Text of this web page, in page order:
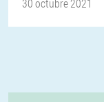
30 octubre 2021